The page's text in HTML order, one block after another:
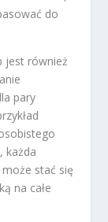
do
jest również
pary
każda
stać się
na całe